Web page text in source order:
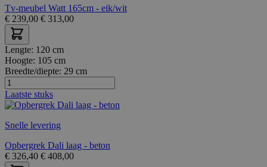
Tv-meubel Watt 165cm - eik/wit
€ 239,00 € 313,00
Lengte: 120 cm
Hoogte: 105 cm
Breedte/diepte: 29 cm
Laatste stuks
Snelle levering
Opbergrek Dali laag - beton
€ 326,40 € 408,00